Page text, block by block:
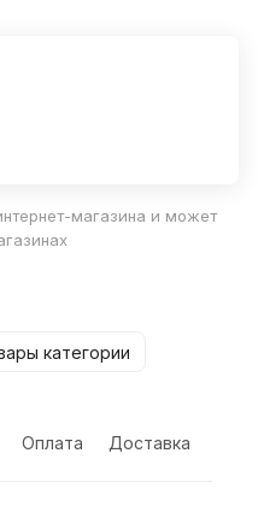
магазина и может
категории
Оплата Доставка